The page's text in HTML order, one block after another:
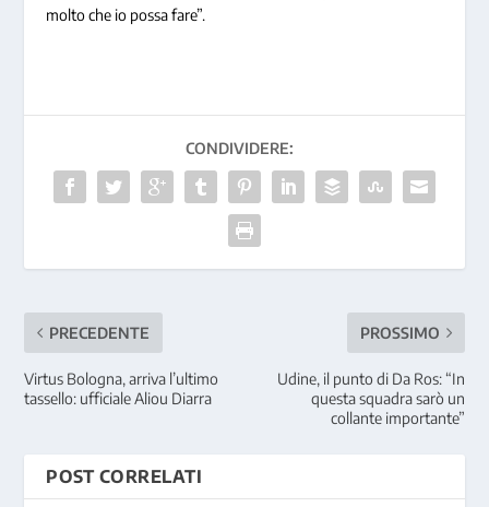
molto che io possa fare”.
CONDIVIDERE:
PRECEDENTE
Virtus Bologna, arriva l’ultimo
tassello: ufficiale Aliou Diarra
PROSSIMO
Udine, il punto di Da Ros: “In
questa squadra sarò un
collante importante”
POST CORRELATI